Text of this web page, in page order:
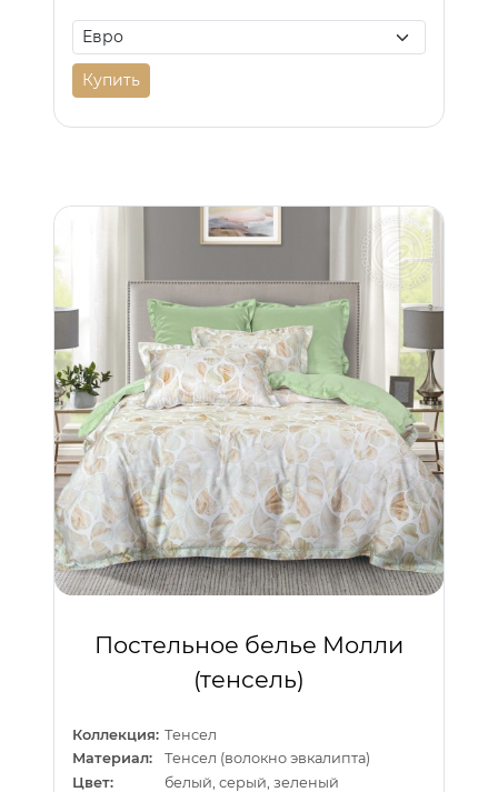
Купить
Постельное белье Молли
(тенсель)
Коллекция: Тенсел
Материал:
Тенсел (волокно эвкалипта)
Цвет:
белый, серый, зеленый